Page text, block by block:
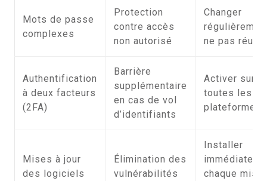
Mots de passe
complexes
Protection
contre accès
non autorisé
Changer
ne pas
Authentification
à deux facteurs
(2FA)
Barrière
supplémentaire
en cas de vol
d’identifiants
Activer sur
toutes les
plateformes
Mises à jour
des logiciels
Élimination des
vulnérabilités
Installer
chaque mise